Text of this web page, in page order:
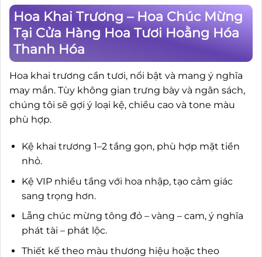
Hoa Khai Trương – Hoa Chúc Mừng
Tại Cửa Hàng Hoa Tươi Hoằng Hóa
Thanh Hóa
Hoa khai trương cần tươi, nổi bật và mang ý nghĩa
may mắn. Tùy không gian trưng bày và ngân sách,
chúng tôi sẽ gợi ý loại kệ, chiều cao và tone màu
phù hợp.
Kệ khai trương 1–2 tầng gọn, phù hợp mặt tiền
nhỏ.
Kệ VIP nhiều tầng với hoa nhập, tạo cảm giác
sang trọng hơn.
Lẵng chúc mừng tông đỏ – vàng – cam, ý nghĩa
phát tài – phát lộc.
Thiết kế theo màu thương hiệu hoặc theo